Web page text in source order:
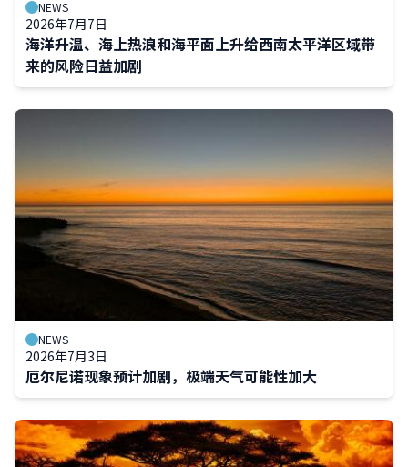
NEWS
2026年7月7日
海洋升温、海上热浪和海平面上升给西南太平洋区域带
来的风险日益加剧
NEWS
2026年7月3日
厄尔尼诺现象预计加剧，极端天气可能性加大